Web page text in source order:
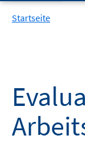
Startseite